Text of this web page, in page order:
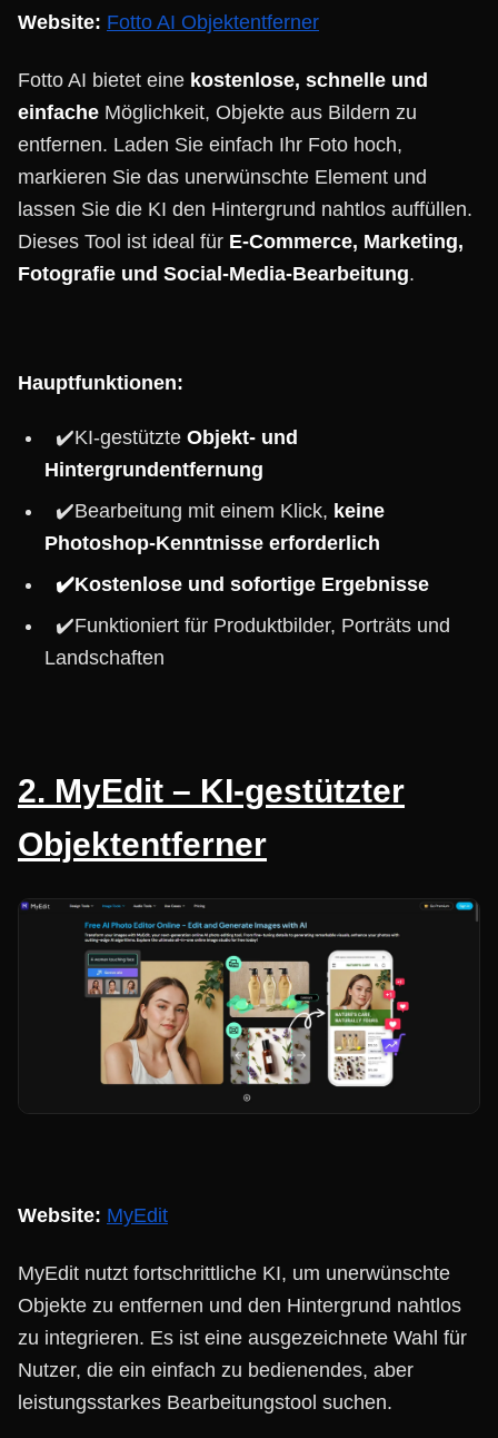
Website: Fotto AI Objektentferner
Fotto AI bietet eine kostenlose, schnelle und
einfache Möglichkeit, Objekte aus Bildern zu
entfernen. Laden Sie einfach Ihr Foto hoch,
markieren Sie das unerwünschte Element und
lassen Sie die KI den Hintergrund nahtlos auffüllen.
Dieses Tool ist ideal für E-Commerce, Marketing,
Fotografie und Social-Media-Bearbeitung.
Hauptfunktionen:
✔️KI-gestützte Objekt- und
Hintergrundentfernung
✔️Bearbeitung mit einem Klick, keine
Photoshop-Kenntnisse erforderlich
✔️Kostenlose und sofortige Ergebnisse
✔️Funktioniert für Produktbilder, Porträts und
Landschaften
2. MyEdit – KI-gestützter
Objektentferner
Website: MyEdit
MyEdit nutzt fortschrittliche KI, um unerwünschte
Objekte zu entfernen und den Hintergrund nahtlos
zu integrieren. Es ist eine ausgezeichnete Wahl für
Nutzer, die ein einfach zu bedienendes, aber
leistungsstarkes Bearbeitungstool suchen.